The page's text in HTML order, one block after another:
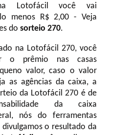
Lotofácil você vai
menos R$ 2,00 - Veja
do sorteio 270.
na Lotofácil 270, você
o prêmio nas casas
valor, caso o valor
as agências da caixa, a
da Lotofácil 270 é de
da caixa
nós do ferramentas
o resultado da